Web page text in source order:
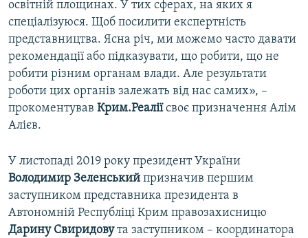
освітній площинах. У тих сферах, на яких я
спеціалізуюся. Щоб посилити експертність
представництва. Ясна річ, ми можемо часто давати
рекомендації або підказувати, що робити, що не
робити різним органам влади. Але результати
роботи цих органів залежать від нас самих», –
прокоментував Крим.Реаліїсвоє призначення Алім
Алієв.
У листопаді 2019 року президент України
Володимир Зеленський призначив першим
заступником представника президента в
Автономній Республіці Крим правозахисницю
Дарину Свиридовута заступником – координатора